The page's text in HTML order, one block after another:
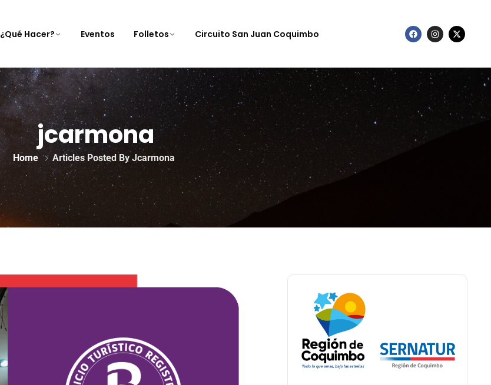
¿Qué Hacer? Eventos Folletos Circuito San Juan Coquimbo
jcarmona
Home Articles Posted By Jcarmona